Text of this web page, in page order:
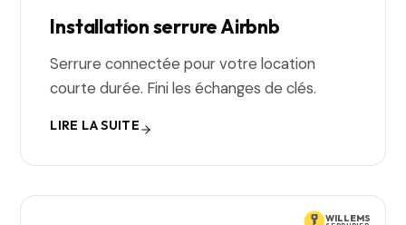
Installation serrure Airbnb
Serrure connectée pour votre location
courte durée. Fini les échanges de clés.
LIRE LA SUITE
WILLEMS